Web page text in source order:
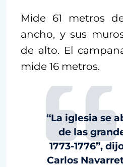
Mide 61 metros
ancho, y sus
de alto. El
mide 16 metros.
“La iglesia se
de las
1773-1776”,
Carlos